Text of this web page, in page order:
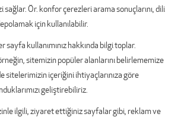
Ör. konfor çerezleri arama sonuçlarını, dili
için kullanılabilir.
sayfa kullanımınız hakkında bilgi toplar.
sitemizin popüler alanlarını belirlememize
sitelerimizin içeriğini ihtiyaçlarınıza göre
geliştirebiliriz.
ilgili, ziyaret ettiğiniz sayfalar gibi, reklam ve